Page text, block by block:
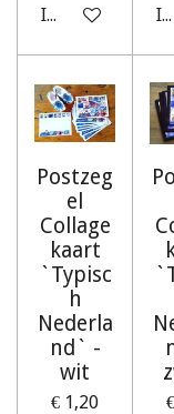
In winkelwagen
Postzeg
el
Collage
kaart
`Typisc
h
Nederla
nd` -
wit
€ 1,20